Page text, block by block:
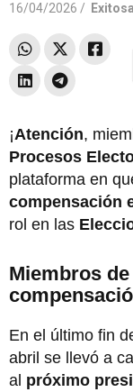
16/04/2026 /
¡Atención,
Procesos
plataforma en
compensación
rol en las
Miembros
En el último fin
abril se llevó a
al próximo